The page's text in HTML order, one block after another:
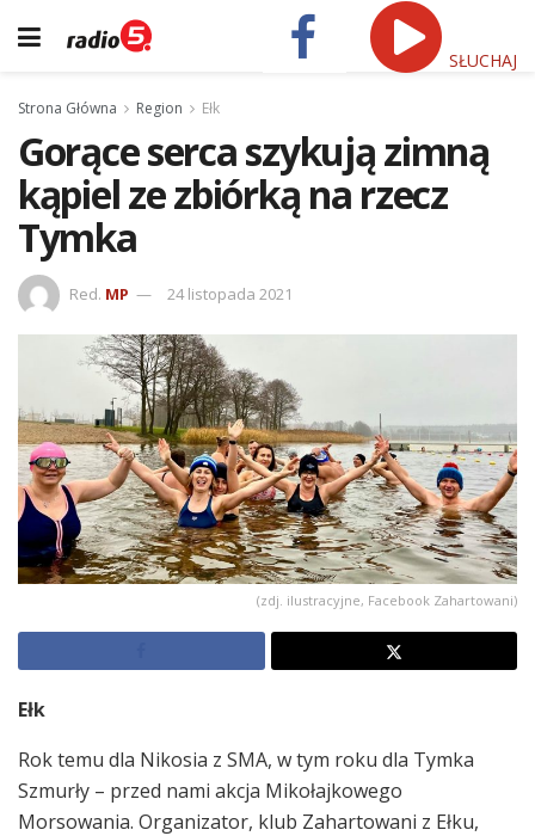
SŁUCHAJ
Strona Główna Region Ełk
Gorące serca szykują zimną
kąpiel ze zbiórką na rzecz
Tymka
Red. MP 24 listopada 2021
(zdj. ilustracyjne, Facebook Zahartowani)
Ełk
Rok temu dla Nikosia z SMA, w tym roku dla Tymka
Szmurły – przed nami akcja Mikołajkowego
Morsowania. Organizator, klub Zahartowani z Ełku,